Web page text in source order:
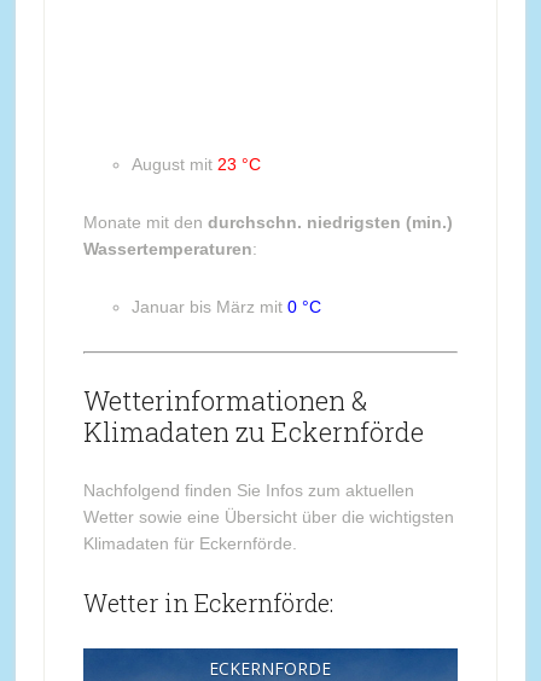
August mit 23 °C
Monate mit den durchschn. niedrigsten (min.)
Wassertemperaturen:
Januar bis März mit 0 °C
Wetterinformationen &
Klimadaten zu Eckernförde
Nachfolgend finden Sie Infos zum aktuellen
Wetter sowie eine Übersicht über die wichtigsten
Klimadaten für Eckernförde.
Wetter in Eckernförde:
ECKERNFÖRDE